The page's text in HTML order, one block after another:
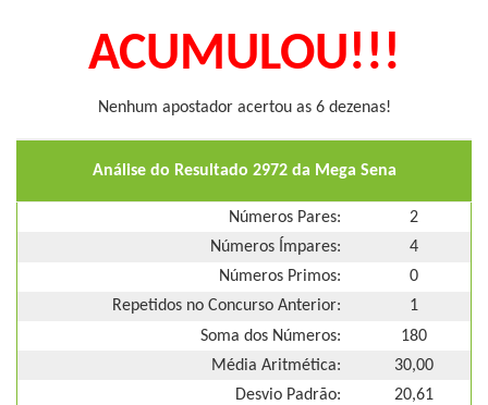
ACUMULOU!!!
Nenhum apostador acertou as 6 dezenas!
Análise do Resultado 2972 da Mega Sena
Números Pares:
2
Números Ímpares:
4
Números Primos:
0
Repetidos no Concurso Anterior:
1
Soma dos Números:
180
Média Aritmética:
30,00
Desvio Padrão:
20,61